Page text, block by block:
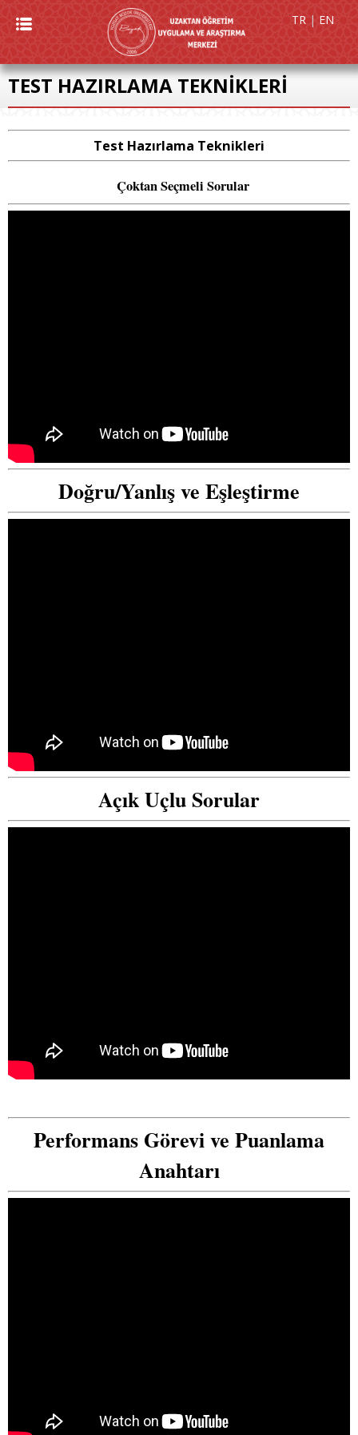
TR | EN
TEST HAZIRLAMA TEKNİKLERİ
Test Hazırlama Teknikleri
Çoktan Seçmeli Sorular
Doğru/Yanlış ve Eşleştirme
Açık Uçlu Sorular
Performans Görevi ve Puanlama
Anahtarı